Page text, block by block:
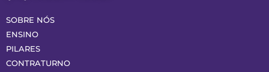
SOBRE NÓS
ENSINO
PILARES
CONTRATURNO